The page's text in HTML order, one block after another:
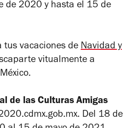
de 2020 y hasta el 15 de
tus vacaciones de Navidad y
vitualmente a
de las Culturas Amigas
Del 18 de